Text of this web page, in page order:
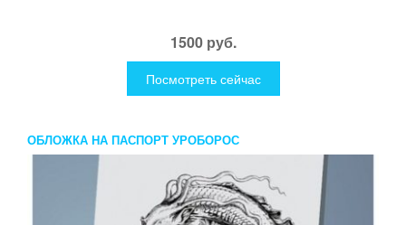
1500 руб.
Посмотреть сейчас
ОБЛОЖКА НА ПАСПОРТ УРОБОРОС